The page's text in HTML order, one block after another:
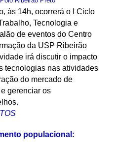
às 14h, ocorrerá o I Ciclo
Tecnologia e
de eventos do Centro
da USP Ribeirão
irá discutir o impacto
tecnologias nas atividades
do mercado de
gerenciar os
populacional: